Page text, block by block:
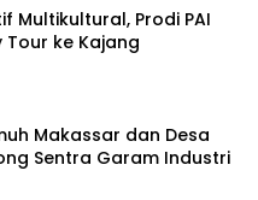
Multikultural, Prodi PAI
Tour ke Kajang
Makassar dan Desa
Sentra Garam Industri